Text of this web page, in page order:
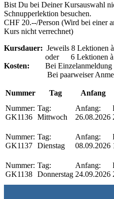
Bist Du bei Deiner Kursauswahl
Schnupperlektion besuchen.
CHF 20.--/Person (Wird bei einer
Kurs nicht verrechnet)
Kursdauer: Jeweils 8 Lektionen
oder 6 Lektionen à
Kosten: Bei Einzelanmeldung
Bei paarweiser
Nummer Tag Anfang
Nummer:
GK1136
Tag:
Mittwoch
Anfang:
26.08.2026
Nummer:
GK1137
Tag:
Dienstag
Anfang:
08.09.2026
Nummer:
GK1138
Tag:
Donnerstag
Anfang:
24.09.2026